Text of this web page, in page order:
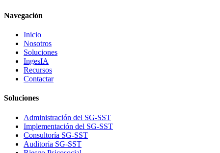
Navegación
Inicio
Nosotros
Soluciones
IngesIA
Recursos
Contactar
Soluciones
Administración del SG-SST
Implementación del SG-SST
Consultoría SG-SST
Auditoría SG-SST